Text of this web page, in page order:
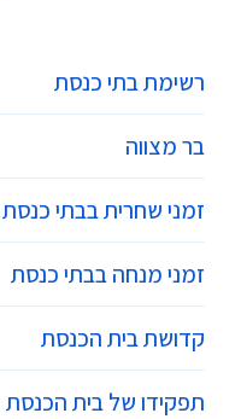
רשימת בתי כנסת
בר מצווה
זמני שחרית בבתי כנסת
זמני מנחה בבתי כנסת
קדושת בית הכנסת
תפקידו של בית הכנסת